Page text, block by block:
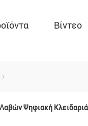
Βίντεο
Ψηφιακή